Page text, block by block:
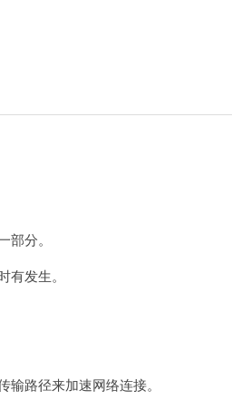
分。
发生。
路径来加速网络连接。